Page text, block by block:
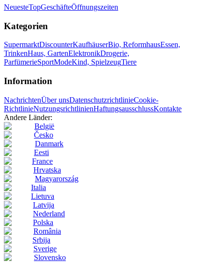
NeuesteTopGeschäfteÖffnungszeiten
Kategorien
SupermarktDiscounterKaufhäuserBio, ReformhausEssen,
TrinkenHaus, GartenElektronikDrogerie,
ParfümerieSportModeKind, SpielzeugTiere
Information
NachrichtenÜber unsDatenschutzrichtlinieCookie-
RichtlinieNutzungsrichtlinienHaftungsausschlussKontakte
Andere Länder:
België
Česko
Danmark
Eesti
France
Hrvatska
Magyarország
Italia
Lietuva
Latvija
Nederland
Polska
România
Srbija
Sverige
Slovensko